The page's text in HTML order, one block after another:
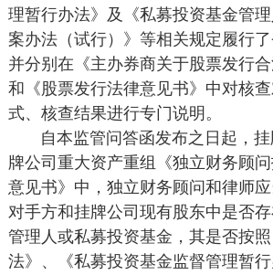
理暂行办法》及《私募投资基金管
案办法（试行）》等相关规定履行了
并分别在《主办券商关于股票发行合
和《股票发行法律意见书》中对核
式、核查结果进行专门说明。
自本监管问答函发布之日起，
牌公司重大资产重组《独立财务顾
意见书》中，独立财务顾问和律师
对手方和挂牌公司现有股东中是否
管理人或私募投资基金，其是否按
法》、《私募投资基金监督管理暂